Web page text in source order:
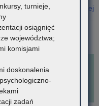
Czytaj więcej
praktyki absolwenckiej w
Pracy w roku 2026
strona »
turnieje,
osiągnięć
województwa;
komisjami
doskonalenia
zadań